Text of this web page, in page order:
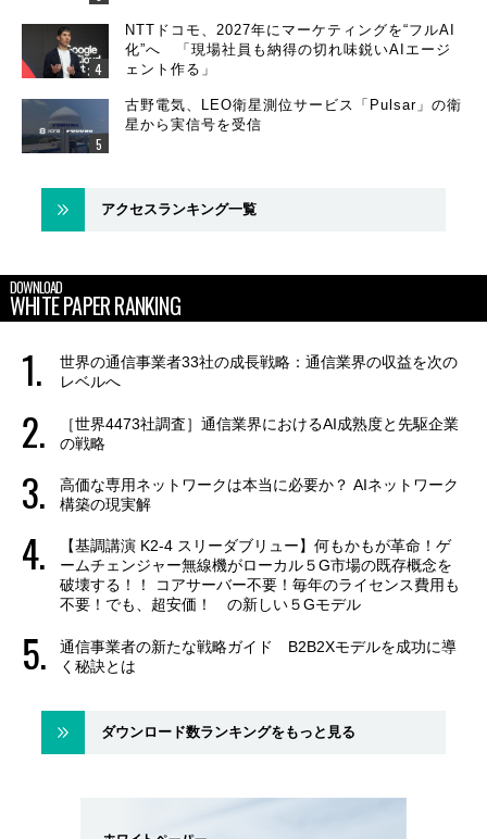
NTTドコモ、2027年にマーケティングを“フルAI
化”へ 「現場社員も納得の切れ味鋭いAIエージ
ェント作る」
古野電気、LEO衛星測位サービス「Pulsar」の衛
星から実信号を受信
アクセスランキング一覧
DOWNLOAD
WHITE PAPER RANKING
世界の通信事業者33社の成長戦略：通信業界の収益を次の
レベルへ
［世界4473社調査］通信業界におけるAI成熟度と先駆企業
の戦略
高価な専用ネットワークは本当に必要か？ AIネットワーク
構築の現実解
【基調講演 K2-4 スリーダブリュー】何もかもが革命！ゲ
ームチェンジャー無線機がローカル５G市場の既存概念を
破壊する！！ コアサーバー不要！毎年のライセンス費用も
不要！でも、超安価！ の新しい５Gモデル
通信事業者の新たな戦略ガイド B2B2Xモデルを成功に導
く秘訣とは
ダウンロード数ランキングをもっと見る